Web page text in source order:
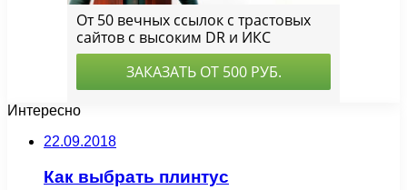
Интересно
22.09.2018
Как выбрать плинтус